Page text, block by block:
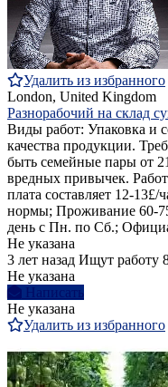
Удалить из избранного
London, United Kingdom
Разнорабочий на склад
Виды работ: Упаковка и
качества продукции.
быть семейные пары от
вредных привычек.
плата составляет 12-
нормы; Проживание 60-
день с Пн. по Сб.;
Не указана
3 лет назад Ищут работу
Не указана
Написать
Не указана
Удалить из избранного